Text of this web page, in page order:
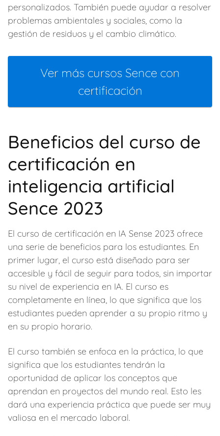
personalizados. También puede ayudar a resolver
problemas ambientales y sociales, como la
gestión de residuos y el cambio climático.
Ver más cursos Sence con
certificación
Beneficios del curso de
certificación en
inteligencia artificial
Sence 2023
El curso de certificación en IA Sense 2023 ofrece
una serie de beneficios para los estudiantes. En
primer lugar, el curso está diseñado para ser
accesible y fácil de seguir para todos, sin importar
su nivel de experiencia en IA. El curso es
completamente en línea, lo que significa que los
estudiantes pueden aprender a su propio ritmo y
en su propio horario.
El curso también se enfoca en la práctica, lo que
significa que los estudiantes tendrán la
oportunidad de aplicar los conceptos que
aprendan en proyectos del mundo real. Esto les
dará una experiencia práctica que puede ser muy
valiosa en el mercado laboral.